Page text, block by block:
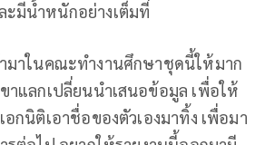
มีน้ำหนักอย่างเต็มที่
มาในคณะทำงานศึกษาชุดนี้ให้มาก
แลกเปลี่ยนนำเสนอข้อมูล เพื่อให้
กนิติเอาชื่อของตัวเองมาทิ้ง เพื่อมา